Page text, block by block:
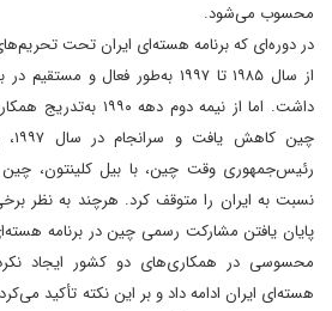
محسوب می‌شود.
در دوره‌ای که برنامه هسته‌ای ایران تحت
از سال ۱۹۸۵ تا ۱۹۹۷ به‌طور فعال و
داشت. اما از نیمه دوم
رئیس‌جمهوری وقت چین، با بیل کلینتون،
نسبت به ایران را متوقف کرد. هرچند به نظر
پایان یافتن مشارکت رسمی چین در برنامه
محسوسی در همکاری‌های دو کشور ایجاد
هسته‌ای ایران ادامه داد و بر این نکته تأکید